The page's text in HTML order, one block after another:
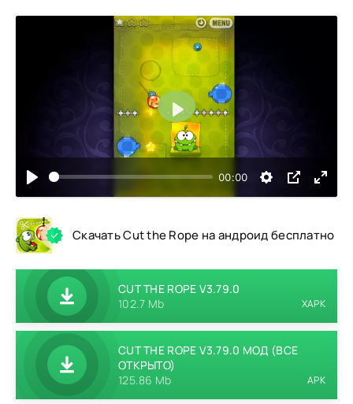
00:00
Воспроизвести
Скачать Cut the Rope на андроид бесплатно
CUT THE ROPE V3.79.0
102.7 Mb
XAPK
CUT THE ROPE V3.79.0 МОД (ВСЕ
ОТКРЫТО)
125.86 Mb
APK